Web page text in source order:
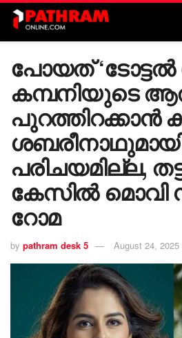
പോയത്
കമ്പനിയുടെ
പുറത്തിറക്കാൻ
പരിചയമില്ല,
കേസിൽ മൊവി
റോമ
by pathram desk 5 August 24, 2025